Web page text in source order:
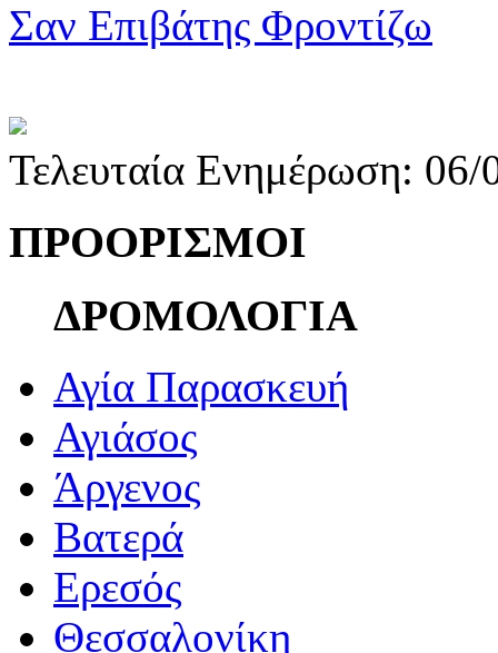
Σαν Επιβάτης Φροντίζω
Τελευταία Ενημέρωση:
ΠΡΟΟΡΙΣΜΟΙ
ΔΡΟΜΟΛΟΓΙΑ
Αγία Παρασκευή
Αγιάσος
Άργενος
Βατερά
Ερεσός
Θεσσαλονίκη